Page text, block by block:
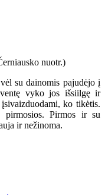
su dainomis pajudėjo į
vyko jos išsiilgę ir
ko tikėtis.
Pirmos ir su
ir nežinoma.